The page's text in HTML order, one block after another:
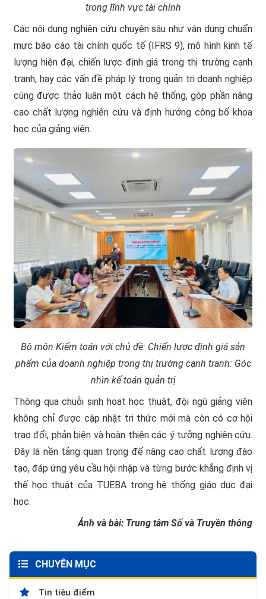
trong lĩnh vực tài chính
Các nội dung nghiên cứu chuyên sâu như vận dụng chuẩn
mực báo cáo tài chính quốc tế (IFRS 9), mô hình kinh tế
lượng hiện đại, chiến lược định giá trong thị trường cạnh
tranh, hay các vấn đề pháp lý trong quản trị doanh nghiệp
cũng được thảo luận một cách hệ thống, góp phần nâng
cao chất lượng nghiên cứu và định hướng công bố khoa
học của giảng viên.
Bộ môn Kiểm toán với chủ đề: Chiến lược định giá sản
phẩm của doanh nghiệp trong thị trường cạnh tranh: Góc
nhìn kế toán quản trị
Thông qua chuỗi sinh hoạt học thuật, đội ngũ giảng viên
không chỉ được cập nhật tri thức mới mà còn có cơ hội
trao đổi, phản biện và hoàn thiện các ý tưởng nghiên cứu.
Đây là nền tảng quan trọng để nâng cao chất lượng đào
tạo, đáp ứng yêu cầu hội nhập và từng bước khẳng định vị
thế học thuật của TUEBA trong hệ thống giáo dục đại
học.
Ảnh và bài: Trung tâm Số và Truyền thông
CHUYÊN MỤC
Tin tiêu điểm